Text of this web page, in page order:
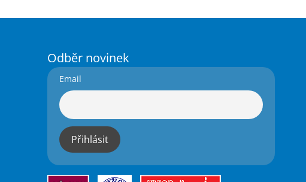
Odběr novinek
Email